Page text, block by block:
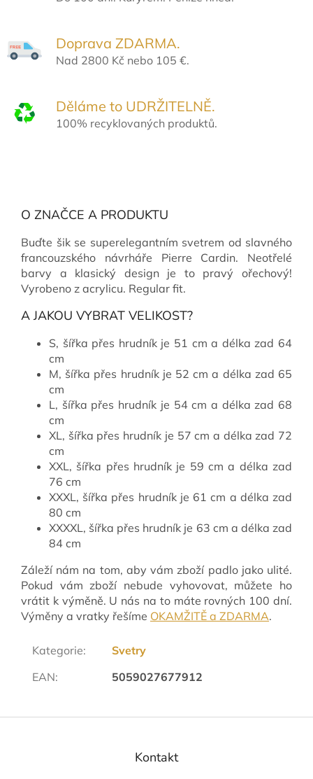
Doprava ZDARMA.
Nad 2800 Kč nebo 105 €.
Děláme to UDRŽITELNĚ.
100% recyklovaných produktů.
O ZNAČCE A PRODUKTU
Buďte šik se superelegantním svetrem od slavného
francouzského návrháře Pierre Cardin. Neotřelé
barvy a klasický design je to pravý ořechový!
Vyrobeno z acrylicu. Regular fit.
A JAKOU VYBRAT VELIKOST?
S, šířka přes hrudník je 51 cm a délka zad 64
cm
M, šířka přes hrudník je 52 cm a délka zad 65
cm
L, šířka přes hrudník je 54 cm a délka zad 68
cm
XL, šířka přes hrudník je 57 cm a délka zad 72
cm
XXL, šířka přes hrudník je 59 cm a délka zad
76 cm
XXXL, šířka přes hrudník je 61 cm a délka zad
80 cm
XXXXL, šířka přes hrudník je 63 cm a délka zad
84 cm
Záleží nám na tom, aby vám zboží padlo jako ulité.
Pokud vám zboží nebude vyhovovat, můžete ho
vrátit k výměně. U nás na to máte rovných 100 dní.
Výměny a vratky řešíme OKAMŽITĚ a ZDARMA.
Kategorie:
Svetry
EAN: 5059027677912
Z
Kontakt